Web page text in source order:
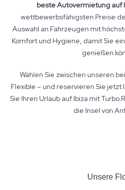
beste Autovermietung auf
wettbewerbsfähigsten Preise
Auswahl an Fahrzeugen mit
Komfort und Hygiene, damit Sie
genießen
Wählen Sie zwischen unseren
Flexible – und reservieren Sie
Sie Ihren Urlaub auf Ibiza mit Turbo
die Insel von
Unsere